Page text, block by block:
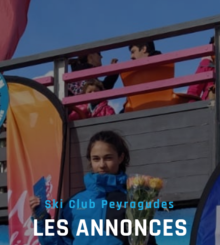
Ski Club Peyragudes
LES ANNONCES